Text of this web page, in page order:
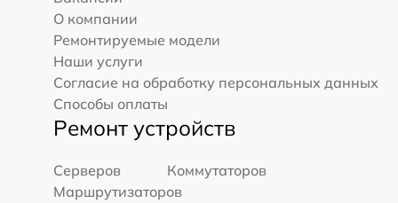
О компании
Ремонтируемые модели
Наши услуги
Согласие на обработку персональных данных
Способы оплаты
Ремонт устройств
Серверов
Коммутаторов
Маршрутизаторов